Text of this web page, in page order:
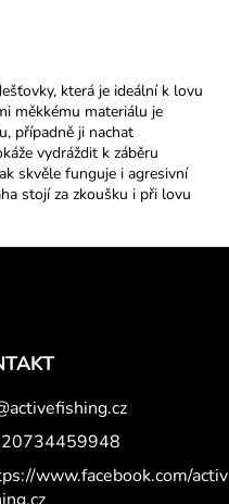
která je ideální k lovu
měkkému materiálu je
případně ji nachat
vydráždit k záběru
skvěle funguje i agresivní
stojí za zkoušku i při lovu
activefishing.cz
www.facebook.com/activ